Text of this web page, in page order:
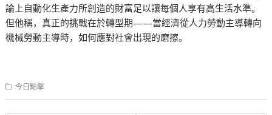
論上自動化生產力所創造的財富足以讓每個人享有高生活水準。
但他稱，真正的挑戰在於轉型期——當經濟從人力勞動主導轉向
機械勞動主導時，如何應對社會出現的磨擦。
今日點擊